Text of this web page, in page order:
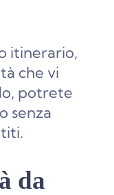
itinerario,
che vi
potrete
senza
da